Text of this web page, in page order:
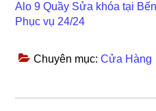
Alo 9 Quầy Sửa khóa tại
Phục vụ 24/24
Chuyên mục:Cửa Hàng